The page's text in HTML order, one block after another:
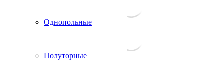
Однопольные
Полуторные